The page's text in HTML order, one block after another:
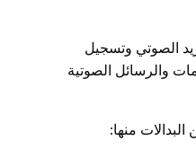
الصوتي وتسجيل
والرسائل الصوتية
منها: